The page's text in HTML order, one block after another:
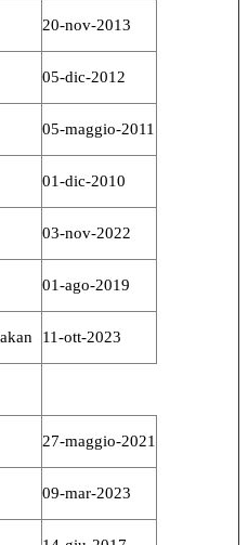
20-nov-2013
05-dic-2012
05-maggio-2011
01-dic-2010
03-nov-2022
01-ago-2019
11-ott-2023
27-maggio-2021
09-mar-2023